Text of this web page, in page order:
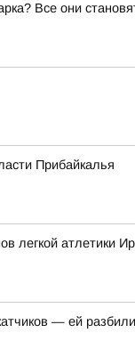
Все они
Прибайкалья
легкой атлетики
— ей